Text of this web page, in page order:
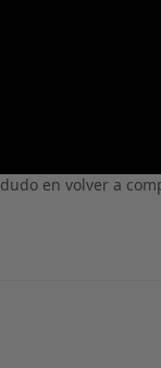
Lo recomiendo
Es una página
pagar antes de
trato y me han
dudo en volver a